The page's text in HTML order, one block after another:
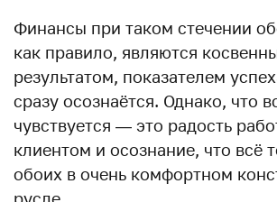
Финансы при таком стечении
как правило, являются
результатом, показателем
сразу осознаётся. Однако, что
чувствуется — это радость
клиентом и осознание, что всё
обоих в очень комфортном